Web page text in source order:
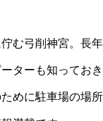
む弓削神宮。長
ターも知ってお
めに駐車場の場